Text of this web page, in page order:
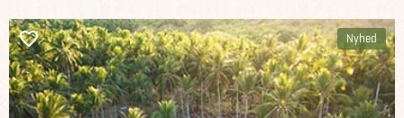
Nyhed